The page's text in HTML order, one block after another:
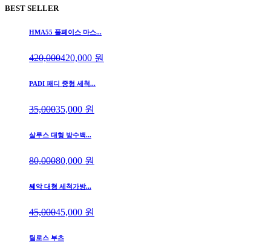
BEST SELLER
HMA55 풀페이스 마스...
420,000420,000 원
PADI 패디 중형 세척...
35,00035,000 원
살루스 대형 방수백...
80,00080,000 원
쎄악 대형 세척가방...
45,00045,000 원
틸로스 부츠